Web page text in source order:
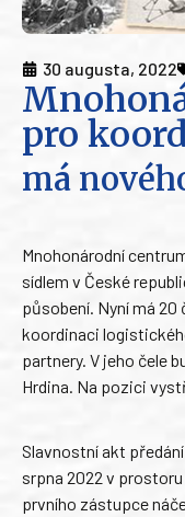
30 augusta, 2022
pro
má
Mnohonárodní
sídlem v České
působení. Nyní má
koordinaci
partnery. V jeho čele
Hrdina. Na pozici
Slavnostní akt
srpna 2022 v
prvního zástupce